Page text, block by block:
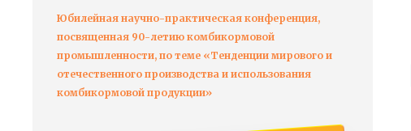
Юбилейная научно-практическая конференция,
посвященная 90-летию комбикормовой
промышленности, по теме «Тенденции мирового и
отечественного производства и использования
комбикормовой продукции»